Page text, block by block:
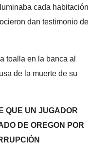
cada habitación
dan testimonio de
toalla en la banca al
de la muerte de su
QUE UN JUGADOR
DE OREGON POR